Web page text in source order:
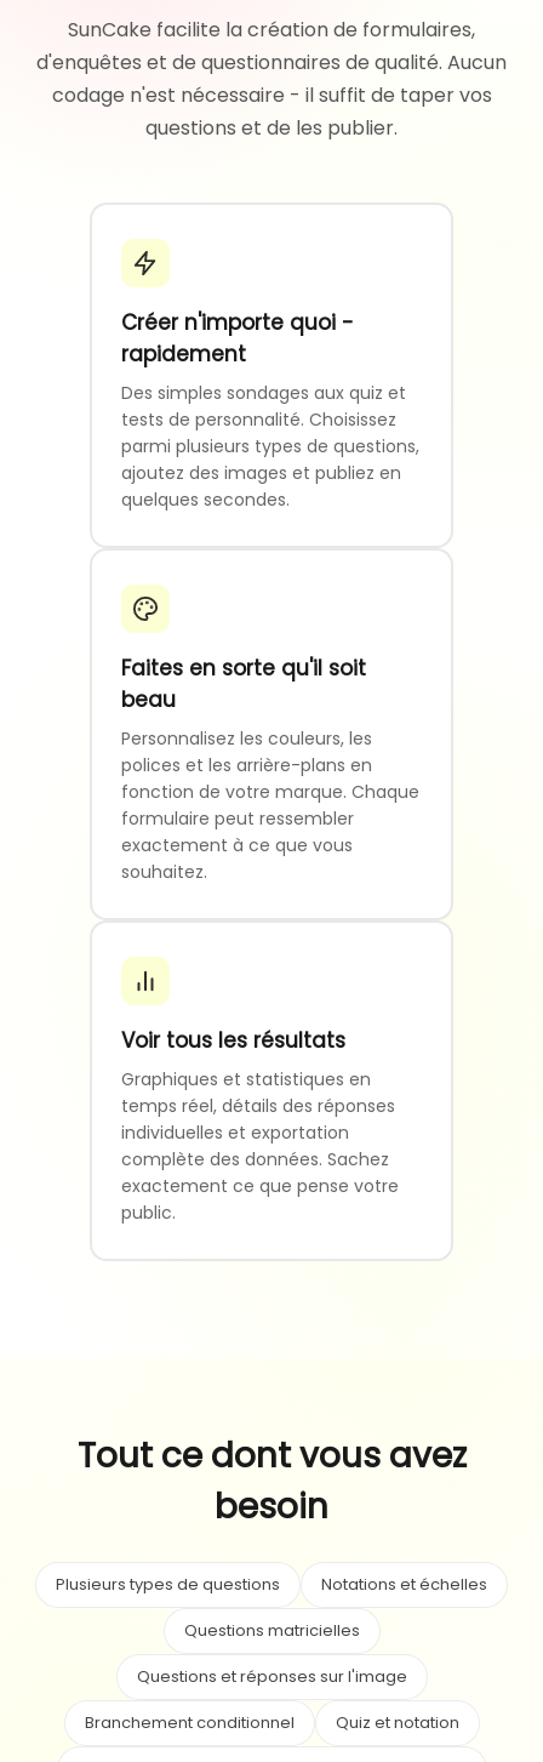
SunCake facilite la création de formulaires,
d'enquêtes et de questionnaires de qualité. Aucun
codage n'est nécessaire - il suffit de taper vos
questions et de les publier.
Créer n'importe quoi -
rapidement
Des simples sondages aux quiz et
tests de personnalité. Choisissez
parmi plusieurs types de questions,
ajoutez des images et publiez en
quelques secondes.
Faites en sorte qu'il soit
beau
Personnalisez les couleurs, les
polices et les arrière-plans en
fonction de votre marque. Chaque
formulaire peut ressembler
exactement à ce que vous
souhaitez.
Voir tous les résultats
Graphiques et statistiques en
temps réel, détails des réponses
individuelles et exportation
complète des données. Sachez
exactement ce que pense votre
public.
Tout ce dont vous avez
besoin
Plusieurs types de questions
Notations et échelles
Questions matricielles
Questions et réponses sur l'image
Branchement conditionnel
Quiz et notation